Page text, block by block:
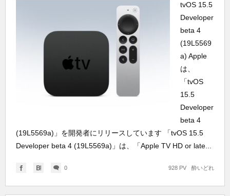
tvOS 15.5
Developer
beta 4
(19L5569
a) Apple
は、
「tvOS
15.5
Developer
beta 4
(19L5569a)」を開発者にリリースしています 「tvOS 15.5
Developer beta 4 (19L5569a)」は、「Apple TV HD or late...
0 酔いどれ
928 PV